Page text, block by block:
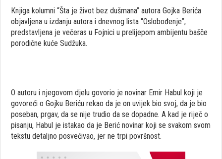
Knjiga kolumni “Šta je život bez dušmana” autora Gojka Berića
objavljena u izdanju autora i dnevnog lista “Oslobođenje”,
predstavljena je večeras u Fojnici u prelijepom ambijentu bašče
porodične kuće Sudžuka.
O autoru i njegovom djelu govorio je novinar Emir Habul koji je
govoreći o Gojku Beriću rekao da je on uvijek bio svoj, da je bio
poseban, prgav, da se nije trudio da se dopadne. A kad je riječ o
pisanju, Habul je istakao da je Berić novinar koji se svakom svom
tekstu detaljno posvećivao, jer ne trpi površnost.